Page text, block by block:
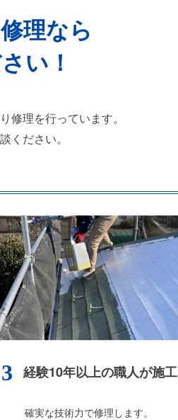
理なら
い！
修理を行っています。
ください。
3 経験10年以上の職人が施工
確実な技術力で修理します。